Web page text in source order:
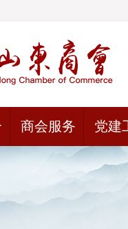
商会服务 党建